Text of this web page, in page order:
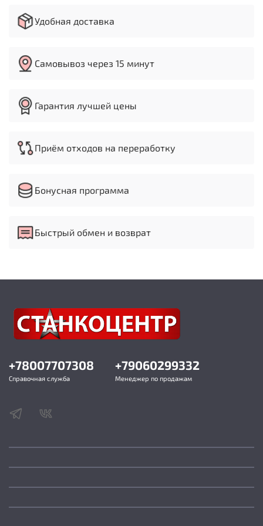
Удобная доставка
Самовывоз через 15 минут
Гарантия лучшей цены
Приём отходов на переработку
Бонусная программа
Быстрый обмен и возврат
+78007707308
Справочная служба
+79060299332
Менеджер по продажам